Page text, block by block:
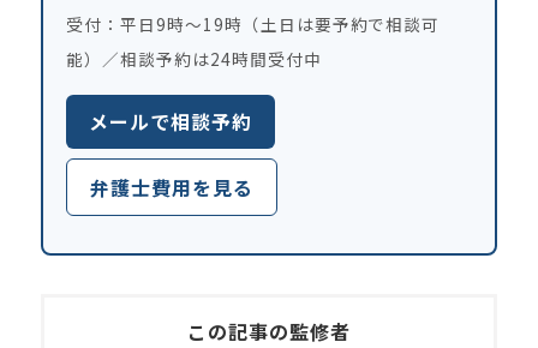
受付：平日9時〜19時（土日は要予約で相談可
能）／相談予約は24時間受付中
メールで相談予約
弁護士費用を見る
この記事の監修者